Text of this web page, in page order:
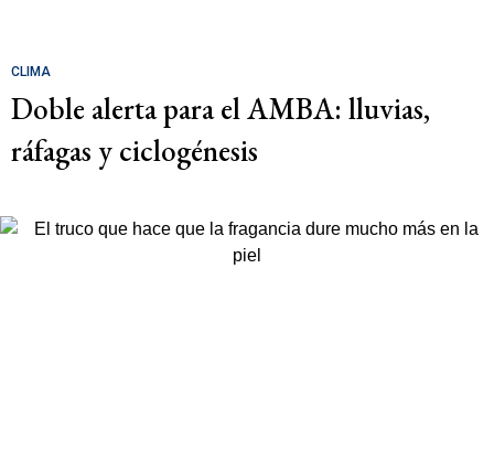
CLIMA
Doble alerta para el AMBA: lluvias,
ráfagas y ciclogénesis